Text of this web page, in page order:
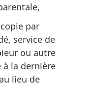
par
service de
ou autre
la dernière
lieu de